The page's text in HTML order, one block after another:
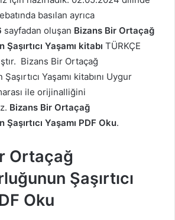
basılan ayrıca
sayfadan oluşan Bizans Bir Ortaçağ
Yaşamı kitabı TÜRKÇE
Bizans Bir Ortaçağ
Yaşamı kitabını Uygur
ile orijinalliğini
Bizans Bir Ortaçağ
Yaşamı PDF Oku.
Ortaçağ
Şaşırtıcı
Oku